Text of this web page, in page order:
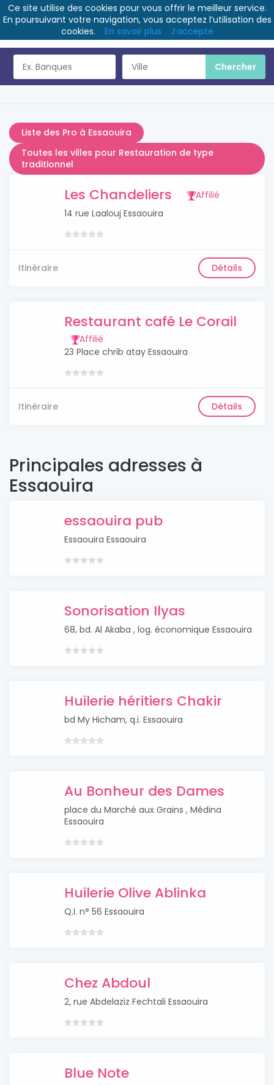
Liste des Pro à Essaouira
Toutes les villes pour Restauration de type
traditionnel
Les Chandeliers
Affilié
14 rue Laalouj Essaouira
Itinéraire Détails
Restaurant café Le Corail
Affilié
23 Place chrib atay Essaouira
Itinéraire Détails
Principales adresses à
Essaouira
essaouira pub
Essaouira Essaouira
Sonorisation Ilyas
68, bd. Al Akaba , log. économique Essaouira
Huilerie héritiers Chakir
bd My Hicham, q.i. Essaouira
Au Bonheur des Dames
place du Marché aux Grains , Médina
Essaouira
Huilerie Olive Ablinka
Q.I. n° 56 Essaouira
Chez Abdoul
2, rue Abdelaziz Fechtali Essaouira
Blue Note
Ce site utilise des cookies pour vous offrir le meilleur service.
En poursuivant votre navigation, vous acceptez l’utilisation des
cookies.
En savoir plus J’accepte